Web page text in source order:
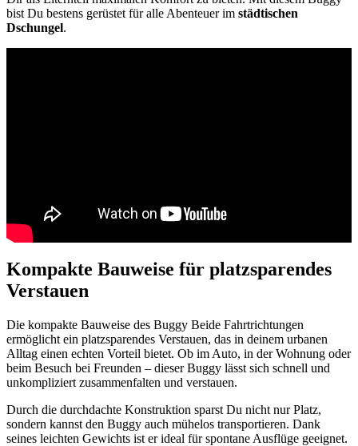
bist Du bestens gerüstet für alle Abenteuer im städtischen
Dschungel.
Kompakte Bauweise für platzsparendes
Verstauen
Die kompakte Bauweise des Buggy Beide Fahrtrichtungen
ermöglicht ein platzsparendes Verstauen, das in deinem urbanen
Alltag einen echten Vorteil bietet. Ob im Auto, in der Wohnung oder
beim Besuch bei Freunden – dieser Buggy lässt sich schnell und
unkompliziert zusammenfalten und verstauen.
Durch die durchdachte Konstruktion sparst Du nicht nur Platz,
sondern kannst den Buggy auch mühelos transportieren. Dank
seines leichten Gewichts ist er ideal für spontane Ausflüge geeignet.